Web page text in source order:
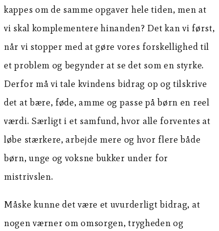
kappes om de samme opgaver hele tiden, men at
vi skal komplementere hinanden? Det kan vi først,
når vi stopper med at gøre vores forskellighed til
et problem og begynder at se det som en styrke.
Derfor må vi tale kvindens bidrag op og tilskrive
det at bære, føde, amme og passe på børn en reel
værdi. Særligt i et samfund, hvor alle forventes at
løbe stærkere, arbejde mere og hvor flere både
børn, unge og voksne bukker under for
mistrivslen.
Måske kunne det være et uvurderligt bidrag, at
nogen værner om omsorgen, trygheden og